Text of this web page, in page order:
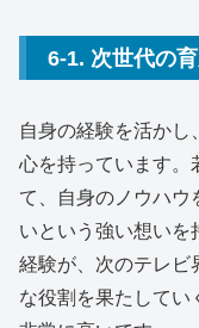
6-1. 次世代の
自身の経験を活かし
心を持っています。
て、自身のノウハウ
いという強い想いを
経験が、次のテレビ
な役割を果たしてい